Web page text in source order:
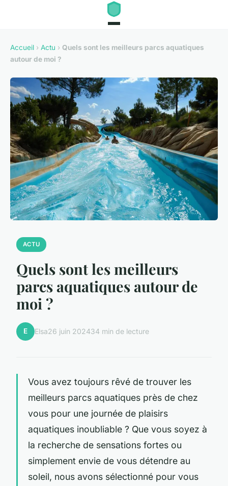
Accueil › Actu › Quels sont les meilleurs parcs aquatiques
autour de moi ?
ACTU
Quels sont les meilleurs
parcs aquatiques autour de
moi ?
E Elsa26 juin 202434 min de lecture
Vous avez toujours rêvé de trouver les
meilleurs parcs aquatiques près de chez
vous pour une journée de plaisirs
aquatiques inoubliable ? Que vous soyez à
la recherche de sensations fortes ou
simplement envie de vous détendre au
soleil, nous avons sélectionné pour vous